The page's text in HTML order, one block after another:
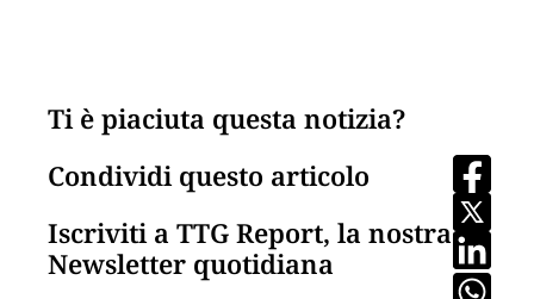
Ti è piaciuta questa notizia?
Condividi questo articolo
Iscriviti a TTG Report, la nostra
Newsletter quotidiana